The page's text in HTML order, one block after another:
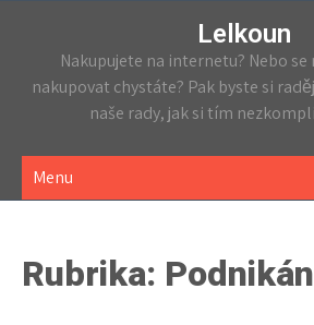
Lelkoun
Nakupujete na internetu? Nebo
nakupovat chystáte? Pak byste si
naše rady, jak si tím
Menu
Rubrika: